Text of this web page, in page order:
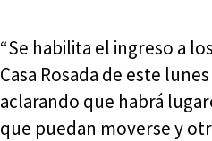
“Se habilita el ingreso a
Casa Rosada de este
aclarando que habrá
que puedan moverse y